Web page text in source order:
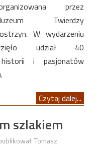
przez
Twierdzy
W wydarzeniu
udział 40
i pasjonatów
Czytaj dalej...
szlakiem
Tomasz